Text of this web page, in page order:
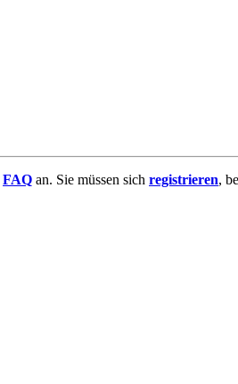
FAQ an. Sie müssen sich registrieren,